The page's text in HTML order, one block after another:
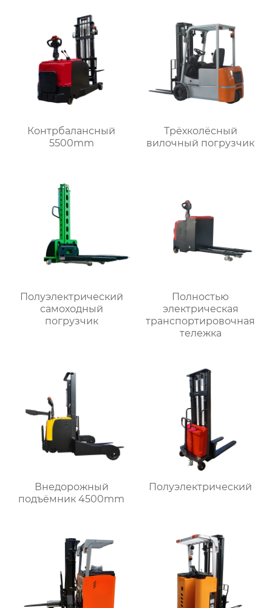
Контрбалансный
5500mm
Трёхколёсный
вилочный погрузчик
Полуэлектрический
самоходный
погрузчик
Полностью
электрическая
транспортировочная
тележка
Внедорожный
подъёмник 4500mm
Полуэлектрический